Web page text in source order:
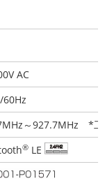
AC
60Hz
～927.7MHz *工
® LE